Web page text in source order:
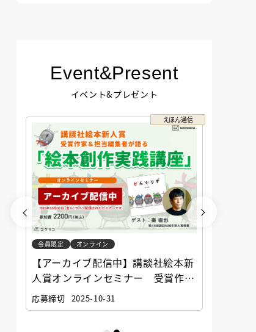
Event&Present
イベント&プレゼント
えほん通信
会員限定 オンライン
【アーカイブ配信中】講談社絵本新
人賞オンラインセミナー 受賞作家
と担当編集者が語る「絵本創作実践
講座」
応募締切 2025-10-31